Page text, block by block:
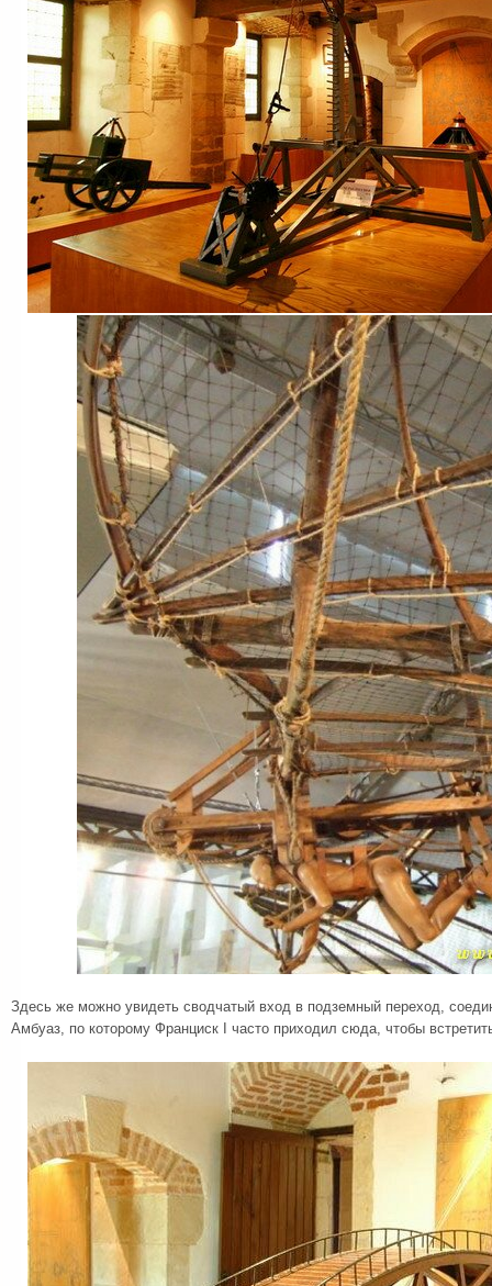
Здесь же можно увидеть сводчатый вход в подземный переход,
Амбуаз, по которому Франциск I часто приходил сюда, чтобы